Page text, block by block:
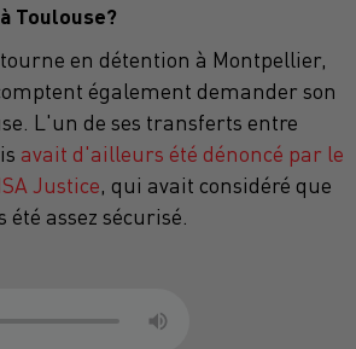
Toulouse?
en détention à Montpellier,
également demander son
L'un de ses transferts entre
avait d'ailleurs été dénoncé par le
Justice, qui avait considéré que
assez sécurisé.